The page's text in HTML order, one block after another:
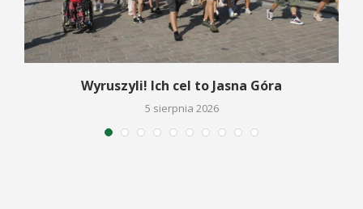
Wyruszyli! Ich cel to Jasna Góra
5 sierpnia 2026